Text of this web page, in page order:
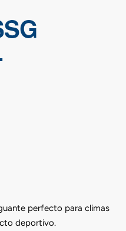
perfecto para climas
deportivo.